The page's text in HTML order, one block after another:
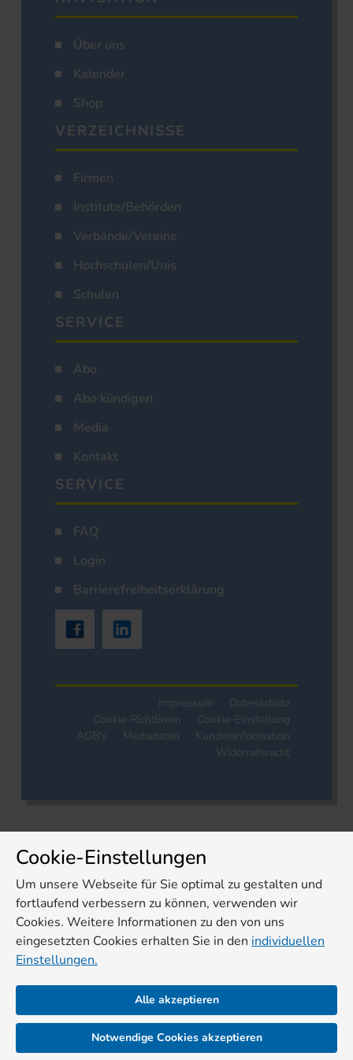
Über uns
Kalender
Shop
VERZEICHNISSE
Firmen
Institute/Behörden
Verbände/Vereine
Hochschulen/Unis
Schulen
SERVICE
Abo
Abo kündigen
Media
Kontakt
SERVICE
FAQ
Login
Barrierefreiheitserklärung
Impressum
Datenschutz
Cookie-Richtlinien
Cookie-Einstellung
AGB's
Mediadaten
Kundeninformation
Widerrufsrecht
Cookie-Einstellungen
Um unsere Webseite für Sie optimal zu gestalten und
fortlaufend verbessern zu können, verwenden wir
Cookies. Weitere Informationen zu den von uns
eingesetzten Cookies erhalten Sie in den individuellen
Einstellungen.
Alle akzeptieren
Notwendige Cookies akzeptieren